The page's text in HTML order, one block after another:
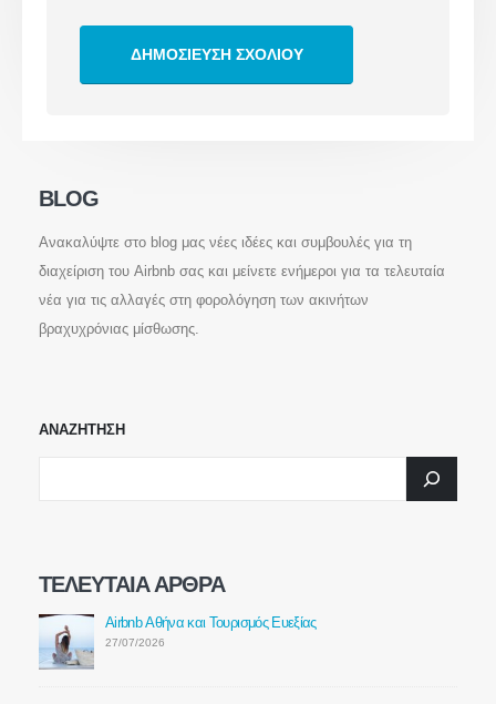
BLOG
Ανακαλύψτε στο blog μας νέες ιδέες και συμβουλές για τη
διαχείριση του Airbnb σας και μείνετε ενήμεροι για τα τελευταία
νέα για τις αλλαγές στη φορολόγηση των ακινήτων
βραχυχρόνιας μίσθωσης.
ΑΝΑΖΗΤΗΣΗ
ΤΕΛΕΥΤΑΊΑ ΆΡΘΡΑ
Airbnb Αθήνα και Τουρισμός Ευεξίας
27/07/2026
Επικοινωνία
ΕΠΙΚΟΙΝΩΝΗΣΤΕ ΜΑΖΙ ΜΑΣ
+30 210 220 3120
Σύνδεσμοι
Αρχική
Σχετικά με εμάς